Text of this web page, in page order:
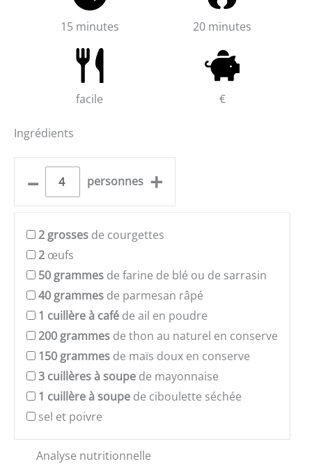
15 minutes 20 minutes
facile €
Ingrédients
– personnes +
2 grosses de courgettes
2 œufs
50 grammes de farine de blé ou de sarrasin
40 grammes de parmesan râpé
1 cuillère à café de ail en poudre
200 grammes de thon au naturel en conserve
150 grammes de maïs doux en conserve
3 cuillères à soupe de mayonnaise
1 cuillère à soupe de ciboulette séchée
sel et poivre
Analyse nutritionnelle